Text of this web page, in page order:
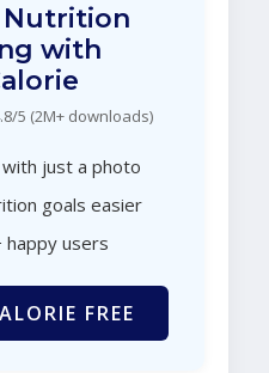
Nutrition
with
5 (2M+ downloads)
just a photo
goals easier
happy users
FREE